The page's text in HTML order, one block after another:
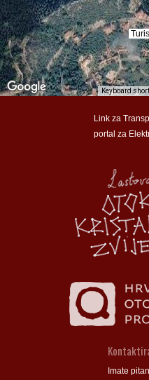
Groblje
Groblje
Keyboard
Link za
portal za
Imate